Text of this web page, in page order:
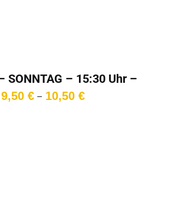
SONNTAG – 15:30 Uhr –
Agnès Jaoui!
9,50 € – 10,50 €Preisspanne: